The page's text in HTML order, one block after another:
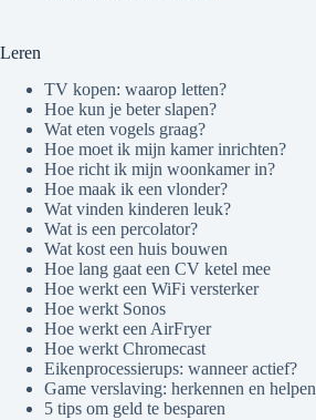
Leren
TV kopen: waarop letten?
Hoe kun je beter slapen?
Wat eten vogels graag?
Hoe moet ik mijn kamer inrichten?
Hoe richt ik mijn woonkamer in?
Hoe maak ik een vlonder?
Wat vinden kinderen leuk?
Wat is een percolator?
Wat kost een huis bouwen
Hoe lang gaat een CV ketel mee
Hoe werkt een WiFi versterker
Hoe werkt Sonos
Hoe werkt een AirFryer
Hoe werkt Chromecast
Eikenprocessierups: wanneer actief?
Game verslaving: herkennen en helpen
5 tips om geld te besparen